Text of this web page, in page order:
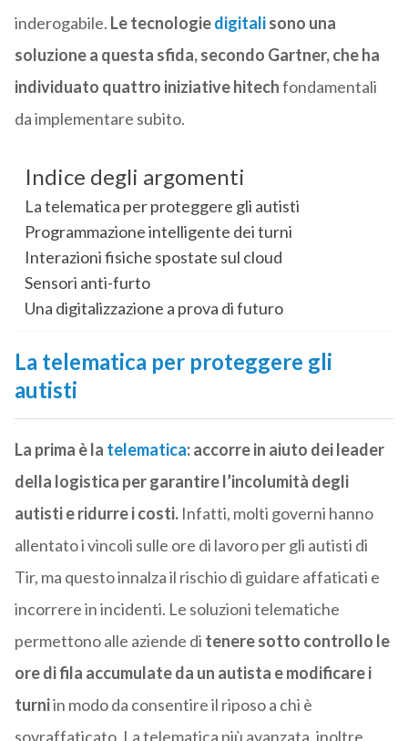
inderogabile. Le tecnologiedigitalisono una
soluzione a questa sfida, secondo Gartner, che ha
individuato quattro iniziative hitechfondamentali
da implementare subito.
Indice degli argomenti
La telematica per proteggere gli autisti
Programmazione intelligente dei turni
Interazioni fisiche spostate sul cloud
Sensori anti-furto
Una digitalizzazione a prova di futuro
La telematica per proteggere gli
autisti
La prima è la telematica: accorre in aiuto dei leader
della logistica per garantire l’incolumità degli
autisti e ridurre i costi.Infatti, molti governi hanno
allentato i vincoli sulle ore di lavoro per gli autisti di
Tir, ma questo innalza il rischio di guidare affaticati e
incorrere in incidenti. Le soluzioni telematiche
permettono alle aziende di tenere sotto controllo le
ore di fila accumulate da un autista e modificare i
turniin modo da consentire il riposo a chi è
sovraffaticato. La telematica più avanzata, inoltre,